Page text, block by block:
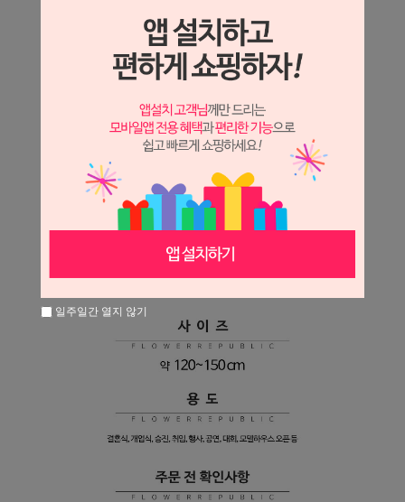
일주일간 열지 않기